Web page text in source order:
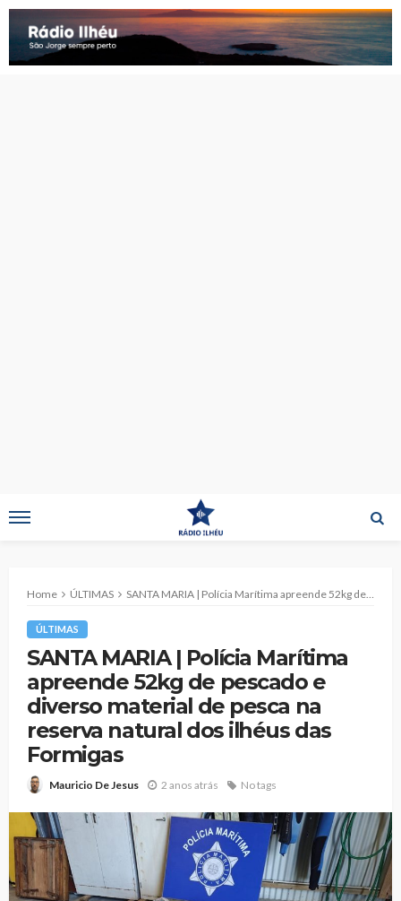
Home ÚLTIMAS SANTA MARIA | Polícia Marítima apreende 52kg de pescado e diverso material de pesca na reserva natural dos ilhéus das Formigas
ÚLTIMAS
SANTA MARIA | Polícia Marítima
apreende 52kg de pescado e
diverso material de pesca na
reserva natural dos ilhéus das
Formigas
Mauricio De Jesus 2 anos atrás No tags